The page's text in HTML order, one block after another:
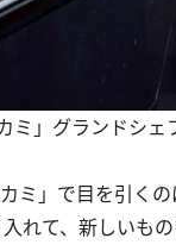
ミ」グランドシェ
ミ 」で目を引く
れて、新しいも